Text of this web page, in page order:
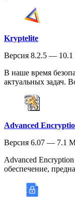
Kryptelite
Версия 8.2.5 —
В наше время
актуальных задач.
Advanced
Версия 6.07 — 7.1
Advanced
обеспечение,